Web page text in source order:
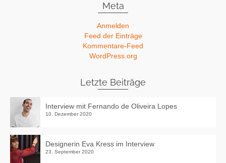
Meta
Anmelden
Feed der Einträge
Kommentare-Feed
WordPress.org
Letzte Beiträge
Interview mit Fernando de Oliveira Lopes
10. Dezember 2020
Designerin Eva Kress im Interview
23. September 2020